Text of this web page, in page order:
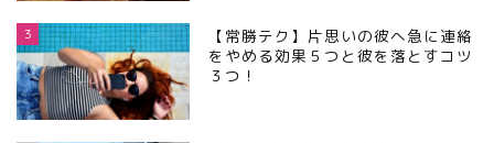
3
【常勝テク】片思いの彼へ急に連絡
をやめる効果５つと彼を落とすコツ
３つ！